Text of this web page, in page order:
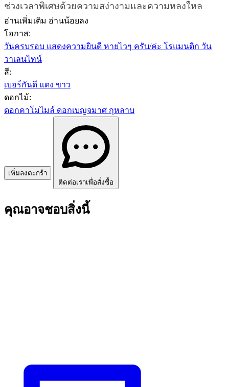
ช่วงเวลาพิเศษด้วยความสง่างามและความหลงใหล
อ่านเพิ่มเติม อ่านน้อยลง
โอกาส:
วันครบรอบ แสดงความยินดี หายไวๆ ครับ/ค่ะ โรแมนติก วัน
วาเลนไทน์
สี:
เบอร์กันดี แดง ขาว
ดอกไม้:
ดอกคาโมไมล์ ดอกเบญจมาศ กุหลาบ
เพิ่มลงตะกร้า
ติดต่อเราเพื่อสั่งซื้อ
คุณอาจชอบสิ่งนี้